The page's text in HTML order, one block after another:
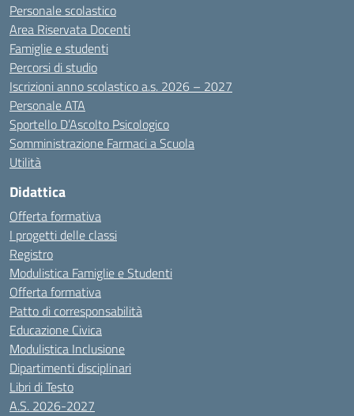
Personale scolastico
Area Riservata Docenti
Famiglie e studenti
Percorsi di studio
Iscrizioni anno scolastico a.s. 2026 – 2027
Personale ATA
Sportello D’Ascolto Psicologico
Somministrazione Farmaci a Scuola
Utilità
Didattica
Offerta formativa
I progetti delle classi
Registro
Modulistica Famiglie e Studenti
Offerta formativa
Patto di corresponsabilità
Educazione Civica
Modulistica Inclusione
Dipartimenti disciplinari
Libri di Testo
A.S. 2026-2027